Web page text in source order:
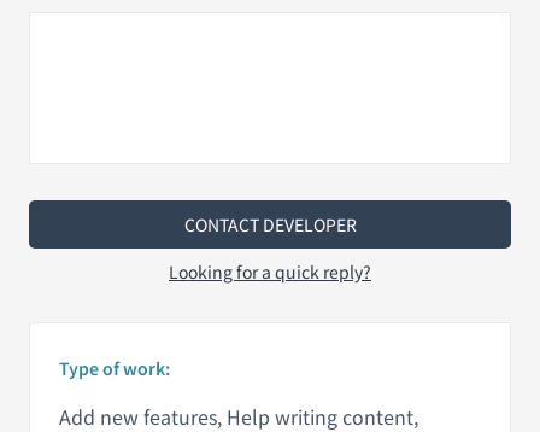
CONTACT DEVELOPER
Looking for a quick reply?
Type of work:
Add new features, Help writing content,